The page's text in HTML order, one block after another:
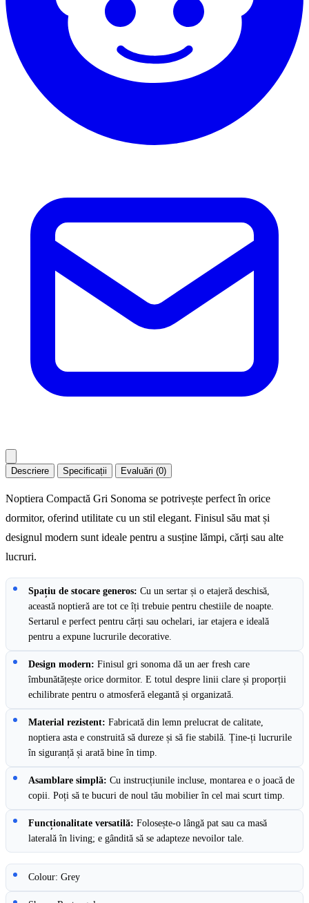
Descriere Specificații Evaluări (0)
Noptiera Compactă Gri Sonoma se potrivește perfect în orice
dormitor, oferind utilitate cu un stil elegant. Finisul său mat și
designul modern sunt ideale pentru a susține lămpi, cărți sau alte
lucruri.
Spațiu de stocare generos: Cu un sertar și o etajeră deschisă,
această noptieră are tot ce îți trebuie pentru chestiile de noapte.
Sertarul e perfect pentru cărți sau ochelari, iar etajera e ideală
pentru a expune lucrurile decorative.
Design modern: Finisul gri sonoma dă un aer fresh care
îmbunătățește orice dormitor. E totul despre linii clare și proporții
echilibrate pentru o atmosferă elegantă și organizată.
Material rezistent: Fabricată din lemn prelucrat de calitate,
noptiera asta e construită să dureze și să fie stabilă. Ține-ți lucrurile
în siguranță și arată bine în timp.
Asamblare simplă: Cu instrucțiunile incluse, montarea e o joacă de
copii. Poți să te bucuri de noul tău mobilier în cel mai scurt timp.
Funcționalitate versatilă: Folosește-o lângă pat sau ca masă
laterală în living; e gândită să se adapteze nevoilor tale.
Colour: Grey